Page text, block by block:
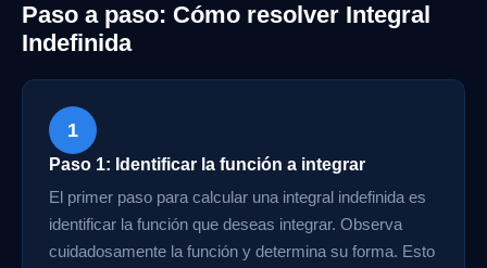
Paso a paso: Cómo resolver Integral
Indefinida
1
Paso 1: Identificar la función a integrar
El primer paso para calcular una integral indefinida es
identificar la función que deseas integrar. Observa
cuidadosamente la función y determina su forma. Esto